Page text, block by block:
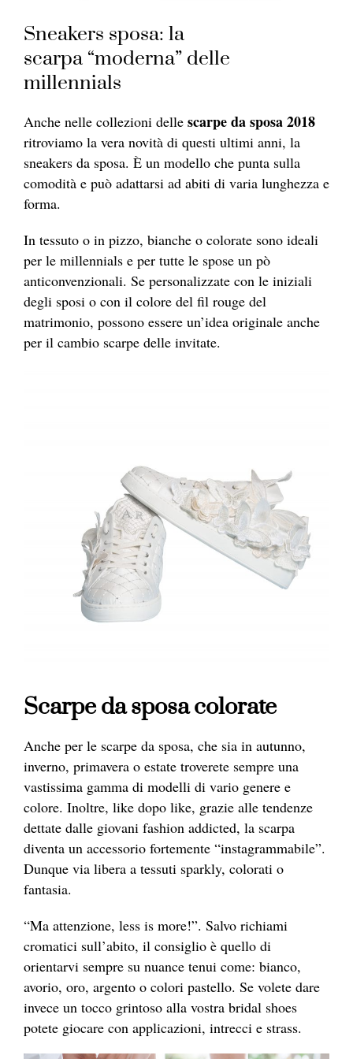
Sneakers sposa: la
scarpa “moderna” delle
millennials
Anche nelle collezioni delle scarpe da sposa 2018
ritroviamo la vera novità di questi ultimi anni, la
sneakers da sposa. È un modello che punta sulla
comodità e può adattarsi ad abiti di varia lunghezza e
forma.
In tessuto o in pizzo, bianche o colorate sono ideali
per le millennials e per tutte le spose un pò
anticonvenzionali. Se personalizzate con le iniziali
degli sposi o con il colore del fil rouge del
matrimonio, possono essere un’idea originale anche
per il cambio scarpe delle invitate.
Scarpe da sposa colorate
Anche per le scarpe da sposa, che sia in autunno,
inverno, primavera o estate troverete sempre una
vastissima gamma di modelli di vario genere e
colore. Inoltre, like dopo like, grazie alle tendenze
dettate dalle giovani fashion addicted, la scarpa
diventa un accessorio fortemente “instagrammabile”.
Dunque via libera a tessuti sparkly, colorati o
fantasia.
“Ma attenzione, less is more!”. Salvo richiami
cromatici sull’abito, il consiglio è quello di
orientarvi sempre su nuance tenui come: bianco,
avorio, oro, argento o colori pastello. Se volete dare
invece un tocco grintoso alla vostra bridal shoes
potete giocare con applicazioni, intrecci e strass.